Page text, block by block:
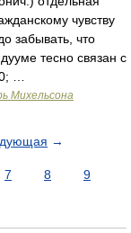
чувству
забывать, что
тесно связан с
…
Михельсона
→
7 8
9